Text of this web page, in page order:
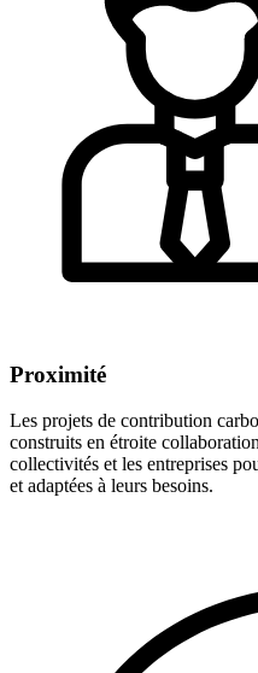
Proximité
Les projets de contribution
construits en étroite
collectivités et les entreprises
et adaptées à leurs besoins.